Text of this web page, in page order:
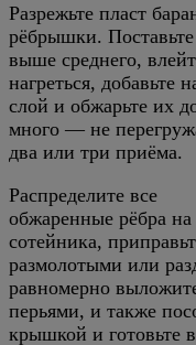
Разрежьте пласт
рёбрышки.
выше среднего,
нагреться, добавьте
слой и обжарьте их
много — не
два или три приёма.
Распределите все
обжаренные рёбра на
сотейника,
размолотыми или
равномерно
перьями, и также
крышкой и готовьте